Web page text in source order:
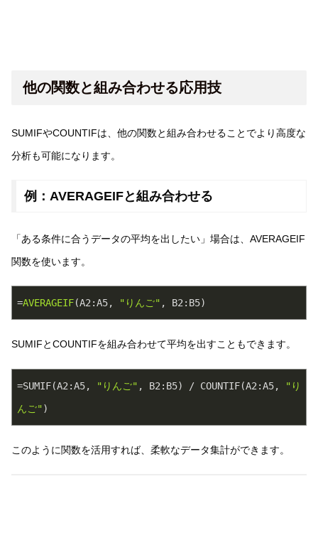
他の関数と組み合わせる応用技
SUMIFやCOUNTIFは、他の関数と組み合わせることでより高度な
分析も可能になります。
例：AVERAGEIFと組み合わせる
「ある条件に合うデータの平均を出したい」場合は、AVERAGEIF
関数を使います。
=AVERAGEIF(A2:A5, "りんご" , B2:B5)
SUMIFとCOUNTIFを組み合わせて平均を出すこともできます。
=SUMIF(A2:A5, "りんご" , B2:B5) / COUNTIF(A2:A5,
"り
んご")
このように関数を活用すれば、柔軟なデータ集計ができます。